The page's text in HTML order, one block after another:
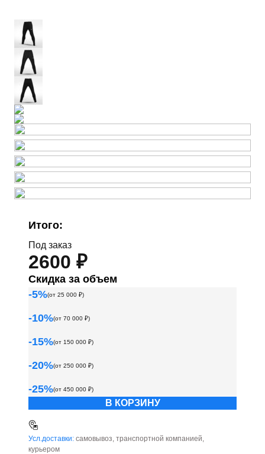
Итого:
Под заказ
2600 ₽
Скидка за объем
-5%(от 25 000 ₽)
-10%(от 70 000 ₽)
-15%(от 150 000 ₽)
-20%(от 250 000 ₽)
-25%(от 450 000 ₽)
В КОРЗИНУ
Усл.доставки: самовывоз, транспортной компанией,
курьером